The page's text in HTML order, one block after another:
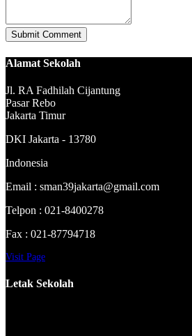
Alamat Sekolah
Jl. RA Fadhilah Cijantung
Pasar Rebo
Jakarta Timur
DKI Jakarta - 13780
Indonesia
Email : sman39jakarta@gmail.com
Telpon : 021-8400278
Fax : 021-87794718
Visit Page
Letak Sekolah